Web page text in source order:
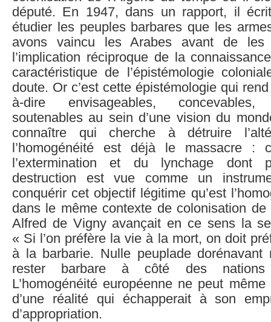
député. En 1947, dans un rapport, il
étudier les peuples barbares que les
avons vaincu les Arabes avant de
l’implication réciproque de la
caractéristique de l’épistémologie
doute. Or c’est cette épistémologie qui
à-dire envisageables, concevables,
soutenables au sein d’une vision du
connaître qui cherche à détruire
l’homogénéité est déjà le massacre :
l’extermination et du lynchage dont
destruction est vue comme un
conquérir cet objectif légitime qu’est
dans le même contexte de colonisation de
Alfred de Vigny avançait en ce sens la
« Si l’on préfère la vie à la mort, on doit
à la barbarie. Nulle peuplade dorénavant
rester barbare à côté des
L’homogénéité européenne ne peut même
d’une réalité qui échapperait à son
d’appropriation.